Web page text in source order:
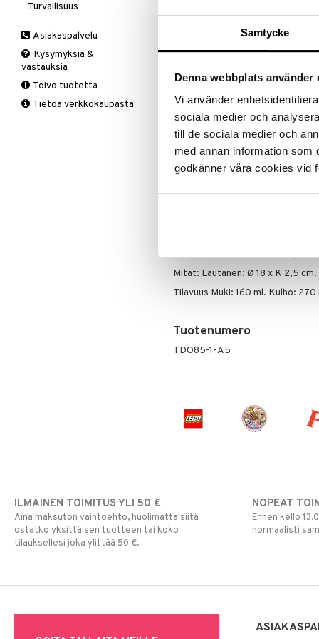
Samtycke
Denna webbplats använder
Vi använder
sociala medier och
till de sociala medier och
med annan information som
godkänner våra cookies vid
Tartu
Ale on
Näe
Tuotetieto
Happy clouds -silikoninen
sisältää lautasen, kulhon ja
Pyöristetyt sisäreunat
lastenastiasto on pehmeä ja
Mitat: Lautanen: Ø 18 x K 2,5
Tilavuus Muki: 160 ml. Kulho: 270
Tuotenumero
TDO85-1-A5
LEGO Super Heroes
Toimintahahmot
Disney Prinsessat
Hämähäkkimies
Vedettävät lelut
Hatut ja lakit
Korut
Muut
Babysitterit
Mobiilit
Purulelut & helistimet
Turvallisuus
Asiakaspalvelu
Kysymyksiä &
vastauksia
Toivo tuotetta
Tietoa verkkokaupasta
ILMAINEN TOIMITUS YLI 50 €
Aina maksuton vaihtoehto, huolimatta siitä
ostatko yksittäisen tuotteen tai koko
tilauksellesi joka ylittää 50 €.
NOPEAT
Ennen kello
normaalisti